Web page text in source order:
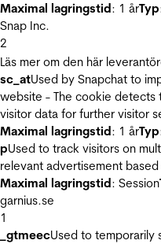
Maximal lagringstid: 1 årTyp
Snap Inc.
2
Läs mer om den här
sc_atUsed by Snapchat to
website - The cookie detects
visitor data for further visitor
Maximal lagringstid: 1 årTyp
pUsed to track visitors on
relevant advertisement
Maximal lagringstid: Session
garnius.se
1
_gtmeecUsed to temporarily